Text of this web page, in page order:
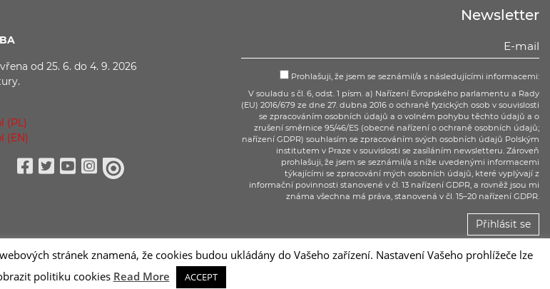
od 25. 6. do 4. 9. 2026
(PL)
(EN)
Newsletter
Prohlašuji, že jsem se seznámil/a s následujícími informacemi:
V souladu s čl. 6, odst. 1 písm. a) Nařízení Evropského parlamentu a Rady
(EU) 2016/679 ze dne 27. dubna 2016 o ochraně fyzických osob v souvislosti
se zpracováním osobních údajů a o volném pohybu těchto údajů a o
zrušení směrnice 95/46/ES (obecné nařízení o ochraně osobních údajů;
nařízení GDPR) souhlasím se zpracováním svých osobních údajů Polským
institutem v Praze v souvislosti se zasíláním newsletteru. Zároveň
prohlašuji, že jsem se seznámil/a s níže uvedenými informacemi
týkajícími se zpracování mých osobních údajů, které vyplývají z
informační povinnosti stanovené v čl. 13 nařízení GDPR, a rovněž jsou mi
známa všechna má práva, stanovená v čl. 15–20 nařízení GDPR.
Přihlásit se
stránek znamená, že cookies budou ukládány do Vašeho zařízení. Nastavení Vašeho prohlížeče lze
politiku cookies Read More ACCEPT